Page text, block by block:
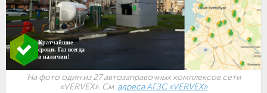
Кратчайшие
сроки. Газ всегда
в наличии!
На фото один из 27 автозаправочных комплексов сети
«VERVEX». См. адреса АГЗС «VERVEX»